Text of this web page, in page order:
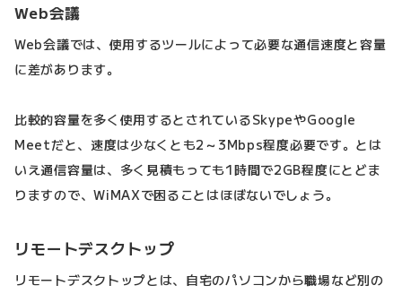
Web会議
Web会議では、使用するツールによって必要な通信速度と容量
に差があります。
比較的容量を多く使用するとされているSkypeやGoogle
Meetだと、速度は少なくとも2～3Mbps程度必要です。とは
いえ通信容量は、多く見積もっても1時間で2GB程度にとどま
りますので、WiMAXで困ることはほぼないでしょう。
リモートデスクトップ
リモートデスクトップとは、自宅のパソコンから職場など別の